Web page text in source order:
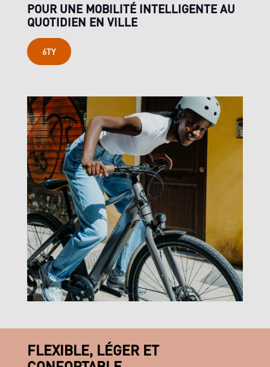
POUR UNE MOBILITÉ INTELLIGENTE AU
QUOTIDIEN EN VILLE
6TY
FLEXIBLE, LÉGER ET